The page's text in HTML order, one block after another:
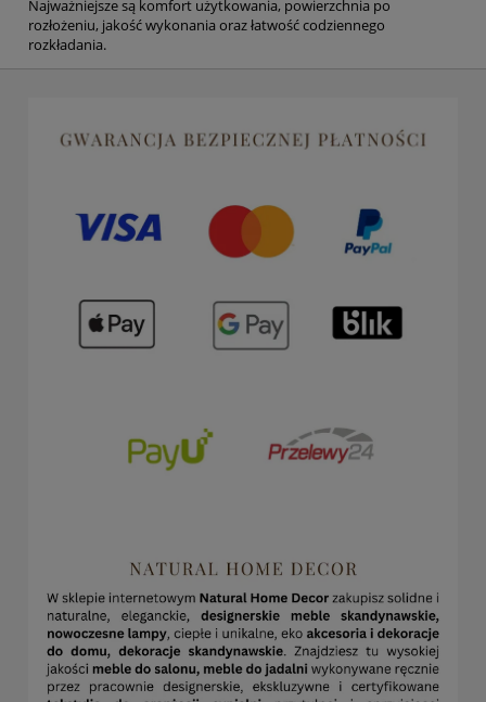
Najważniejsze są komfort użytkowania, powierzchnia po
rozłożeniu, jakość wykonania oraz łatwość codziennego
rozkładania.